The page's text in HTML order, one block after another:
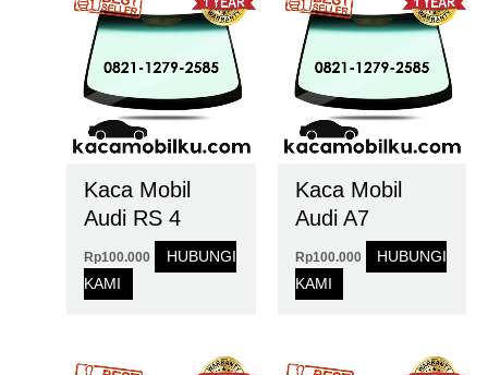
Kaca Mobil
Audi RS 4
Rp100.000
HUBUNGI
KAMI
Kaca Mobil
Audi A7
Rp100.000
HUBUNGI
KAMI